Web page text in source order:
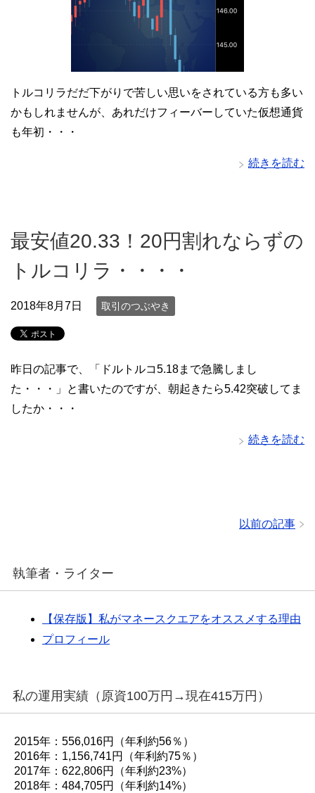
トルコリラだだ下がりで苦しい思いをされている方も多い
かもしれませんが、あれだけフィーバーしていた仮想通貨
も年初・・・
続きを読む
最安値20.33！20円割れならずの
トルコリラ・・・・
2018年8月7日 取引のつぶやき
昨日の記事で、「ドルトルコ5.18まで急騰しまし
た・・・」と書いたのですが、朝起きたら5.42突破してま
したか・・・
続きを読む
以前の記事
執筆者・ライター
【保存版】私がマネースクエアをオススメする理由
プロフィール
私の運用実績（原資100万円→現在415万円）
2015年：556,016円（年利約56％）
2016年：1,156,741円（年利約75％）
2017年：622,806円（年利約23%）
2018年：484,705円（年利約14%）